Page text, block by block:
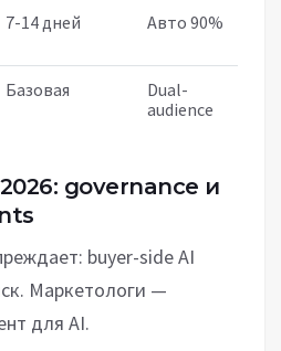
7-14 дней Авто 90%
Базовая
Dual-
audience
governance и
buyer-side AI
Маркетологи —
для AI.